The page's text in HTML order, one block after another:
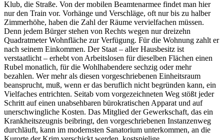
Klub, die Straße. Von der mobilen Beamtenarmee findet man hier
nur den Train vor. Vorhänge und Verschläge, oft nur bis zu halber
Zimmerhöhe, haben die Zahl der Räume vervielfachen müssen.
Denn jedem Bürger stehen von Rechts wegen nur dreizehn
Quadratmeter Wohnfläche zur Verfügung. Für die Wohnung zahlt er
nach seinem Einkommen. Der Staat – aller Hausbesitz ist
verstaatlicht – erhebt von Arbeitslosen für dieselben Flächen einen
Rubel monatlich, für die Wohlhabendere sechzig oder mehr
bezahlen. Wer mehr als diesen vorgeschriebenen Einheitsraum
beansprucht, muß, wenn er das beruflich nicht begründen kann, ein
Vielfaches entrichten. Seitab vom vorgezeichneten Weg stößt jeder
Schritt auf einen unabsehbaren bürokratischen Apparat und auf
unerschwingliche Kosten. Das Mitglied der Gewerkschaft, das ein
Krankheitszeugnis beibringt, den vorgeschriebenen Instanzenweg
durchläuft, kann im modernsten Sanatorium unterkommen, an die